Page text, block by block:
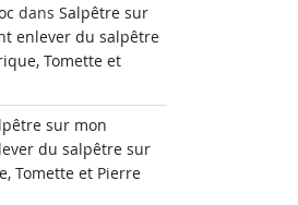
dans Salpêtre sur
enlever du salpêtre
Tomette et
sur mon
du salpêtre sur
Tomette et Pierre